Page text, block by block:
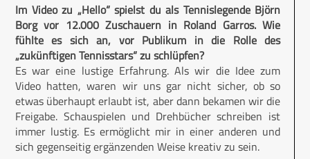
Im Video zu „Hello“ spielst du als Tennislegende Björn
Borg vor 12.000 Zuschauern in Roland Garros. Wie
fühlte es sich an, vor Publikum in die Rolle des
„zukünftigen Tennisstars“ zu schlüpfen?
Es war eine lustige Erfahrung. Als wir die Idee zum
Video hatten, waren wir uns gar nicht sicher, ob so
etwas überhaupt erlaubt ist, aber dann bekamen wir die
Freigabe. Schauspielen und Drehbücher schreiben ist
immer lustig. Es ermöglicht mir in einer anderen und
sich gegenseitig ergänzenden Weise kreativ zu sein.